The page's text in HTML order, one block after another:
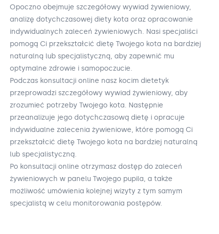
Opoczno obejmuje szczegółowy wywiad żywieniowy,
analizę dotychczasowej diety kota oraz opracowanie
indywidualnych zaleceń żywieniowych. Nasi specjaliści
pomogą Ci przekształcić dietę Twojego kota na bardziej
naturalną lub specjalistyczną, aby zapewnić mu
optymalne zdrowie i samopoczucie.
Podczas konsultacji online nasz kocim dietetyk
przeprowadzi szczegółowy wywiad żywieniowy, aby
zrozumieć potrzeby Twojego kota. Następnie
przeanalizuje jego dotychczasową dietę i opracuje
indywidualne zalecenia żywieniowe, które pomogą Ci
przekształcić dietę Twojego kota na bardziej naturalną
lub specjalistyczną.
Po konsultacji online otrzymasz dostęp do zaleceń
żywieniowych w panelu Twojego pupila, a także
możliwość umówienia kolejnej wizyty z tym samym
specjalistą w celu monitorowania postępów.